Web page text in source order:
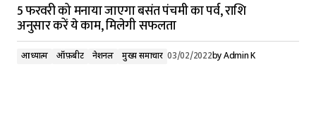
5 फरवरी को मनाया जाएगा बसंत पंचमी का पर्व, राशि
अनुसार करें ये काम, मिलेगी सफलता
आध्यात्म ऑफ़बीट नेशनल मुख्य समाचार 03/02/2022byAdmin K